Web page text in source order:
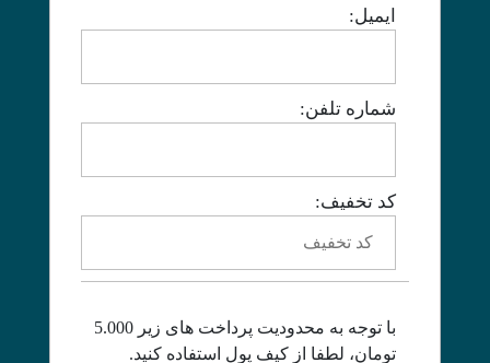
ایمیل:
شماره تلفن:
کد تخفیف:
با توجه به محدودیت پرداخت های زیر 5.000
تومان، لطفا از کیف پول استفاده کنید.